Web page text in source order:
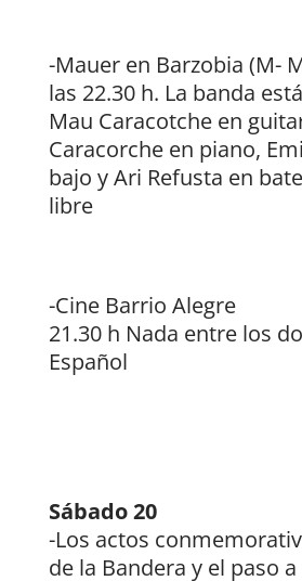
-Mauer en Barzobia (M-
las 22.30 h. La banda
Mau Caracotche en
Caracorche en piano,
bajo y Ari Refusta en
libre
-Cine Barrio Alegre
21.30 h Nada entre los
Español
Sábado 20
-Los actos
de la Bandera y el paso a